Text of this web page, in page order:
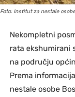
Foto: Institut za nestale
Nekompletni
rata ekshumirani
na području
Prema
nestale osobe